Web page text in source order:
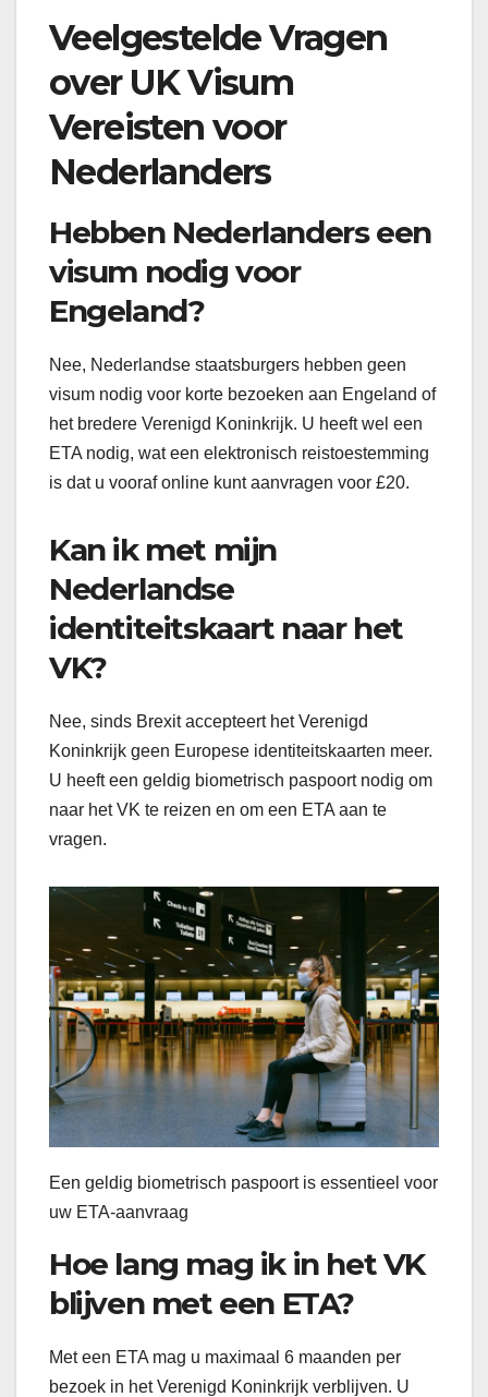
Veelgestelde Vragen
over UK Visum
Vereisten voor
Nederlanders
Hebben Nederlanders een
visum nodig voor
Engeland?
Nee, Nederlandse staatsburgers hebben geen
visum nodig voor korte bezoeken aan Engeland of
het bredere Verenigd Koninkrijk. U heeft wel een
ETA nodig, wat een elektronisch reistoestemming
is dat u vooraf online kunt aanvragen voor £20.
Kan ik met mijn
Nederlandse
identiteitskaart naar het
VK?
Nee, sinds Brexit accepteert het Verenigd
Koninkrijk geen Europese identiteitskaarten meer.
U heeft een geldig biometrisch paspoort nodig om
naar het VK te reizen en om een ETA aan te
vragen.
Een geldig biometrisch paspoort is essentieel voor
uw ETA-aanvraag
Hoe lang mag ik in het VK
blijven met een ETA?
Met een ETA mag u maximaal 6 maanden per
bezoek in het Verenigd Koninkrijk verblijven. U